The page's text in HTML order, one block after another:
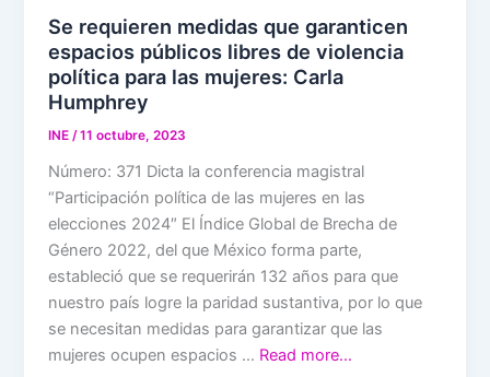
Se requieren medidas que garanticen
espacios públicos libres de violencia
política para las mujeres: Carla
Humphrey
INE /11 octubre, 2023
Número: 371 Dicta la conferencia magistral
“Participación política de las mujeres en las
elecciones 2024″ El Índice Global de Brecha de
Género 2022, del que México forma parte,
estableció que se requerirán 132 años para que
nuestro país logre la paridad sustantiva, por lo que
se necesitan medidas para garantizar que las
mujeres ocupen espacios … Read more…